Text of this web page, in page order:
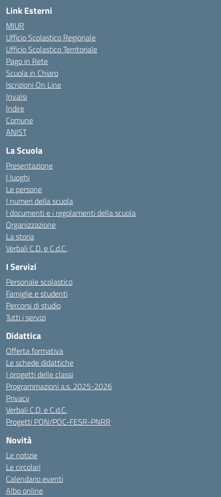
Link Esterni
MIUR
Ufficio Scolastico Regionale
Ufficio Scolastico Territoriale
Pago in Rete
Scuola in Chiaro
Iscrizioni On Line
Invalsi
Indire
Comune
ANIST
La Scuola
Presentazione
I luoghi
Le persone
I numeri della scuola
I documenti e i regolamenti della scuola
Organizzazione
La storia
Verbali C.D. e C.d.C.
I Servizi
Personale scolastico
Famiglie e studenti
Percorsi di studio
Tutti i servizi
Didattica
Offerta formativa
Le schede didattiche
I progetti delle classi
Programmazioni a.s. 2025-2026
Privacy
Verbali C.D. e C.d.C.
Progetti PON/POC-FESR-PNRR
Novità
Le notizie
Le circolari
Calendario eventi
Albo online